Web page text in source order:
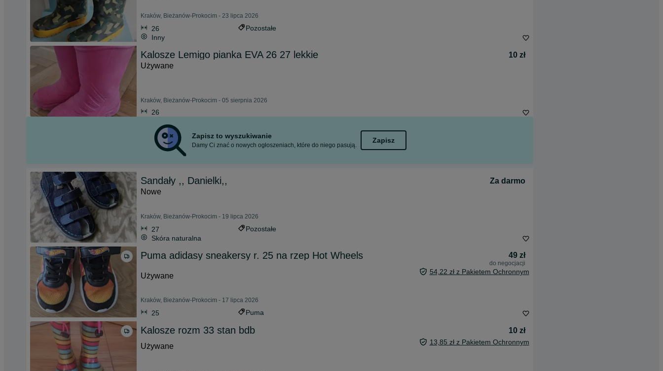
Kraków, Bieżanów-Prokocim - 23 lipca 2026
26
Pozostałe
Inny
Kalosze Lemigo pianka EVA 26 27 lekkie
10 zł
Używane
Kraków, Bieżanów-Prokocim - 05 sierpnia 2026
26
Zapisz to wyszukiwanie
Damy Ci znać o nowych ogłoszeniach, które do niego pasują.
Zapisz
Sandały ,, Danielki,,
Za darmo
Nowe
Kraków, Bieżanów-Prokocim - 19 lipca 2026
27
Pozostałe
Skóra naturalna
Puma adidasy sneakersy r. 25 na rzep Hot Wheels 49 zł
do negocjacji
Używane 54,22 zł z Pakietem Ochronnym
Kraków, Bieżanów-Prokocim - 17 lipca 2026
25 Puma
Kalosze rozm 33 stan bdb
10 zł
Używane
13,85 zł z Pakietem Ochronnym